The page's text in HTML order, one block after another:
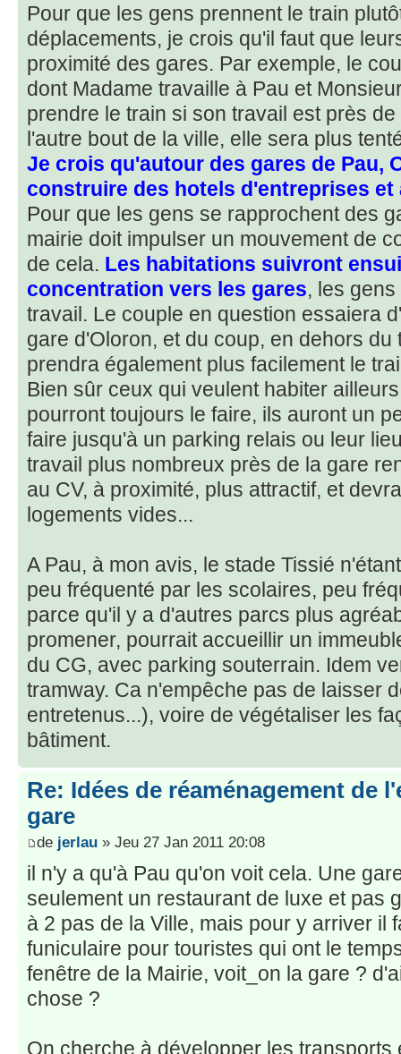
Pour que les gens prennent le train
déplacements, je crois qu'il faut que
proximité des gares. Par exemple, le
dont Madame travaille à Pau et
prendre le train si son travail est près
l'autre bout de la ville, elle sera plus
Je crois qu'autour des gares de Pau,
construire des hotels d'entreprises
Pour que les gens se rapprochent des
mairie doit impulser un mouvement de
de cela. Les habitations suivront
concentration vers les gares, les
travail. Le couple en question essaiera
gare d'Oloron, et du coup, en dehors du
prendra également plus facilement le
Bien sûr ceux qui veulent habiter
pourront toujours le faire, ils auront un
faire jusqu'à un parking relais ou leur
travail plus nombreux près de la gare
au CV, à proximité, plus attractif, et
logements vides...
A Pau, à mon avis, le stade Tissié
peu fréquenté par les scolaires, peu
parce qu'il y a d'autres parcs plus
promener, pourrait accueillir un
du CG, avec parking souterrain. Idem
tramway. Ca n'empêche pas de laisser
entretenus...), voire de végétaliser les
bâtiment.
Re: Idées de réaménagement de
gare
de jerlau » Jeu 27 Jan 2011 20:08
il n'y a qu'à Pau qu'on voit cela. Une
seulement un restaurant de luxe et pas
à 2 pas de la Ville, mais pour y arriver il
funiculaire pour touristes qui ont le
fenêtre de la Mairie, voit_on la gare ?
chose ?
On cherche à développer les transports